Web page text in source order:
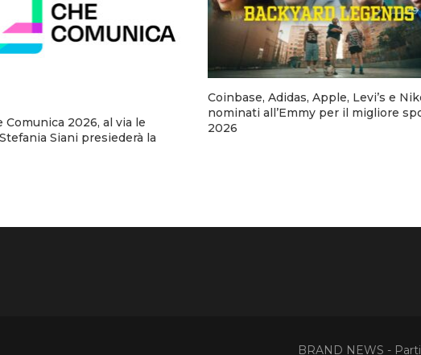
Comunica 2026, al via le
Siani presiederà la
Coinbase, Adidas, Apple, Levi’s e
nominati all’Emmy per il migliore
2026
BRAND NEWS -